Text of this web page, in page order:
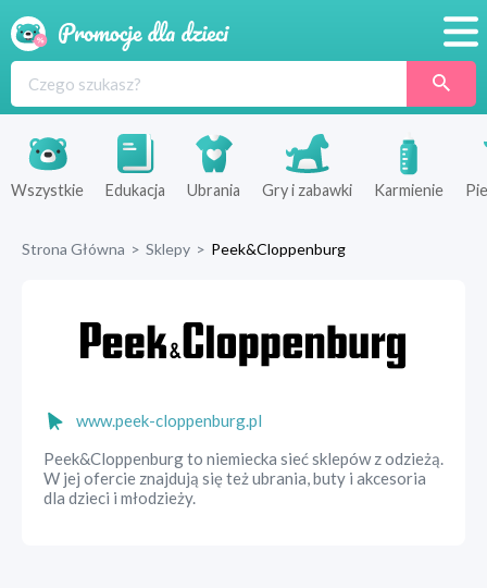
Produkty
Sklepy
Wszystkie Edukacja Ubrania Gry i zabawki Karmienie
Strona Główna > Sklepy > Peek&Cloppenburg
www.peek-cloppenburg.pl
Peek&Cloppenburg to niemiecka sieć sklepów z odzieżą.
W jej ofercie znajdują się też ubrania, buty i akcesoria
dla dzieci i młodzieży.